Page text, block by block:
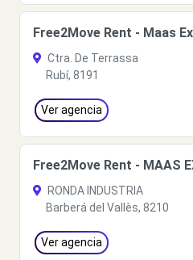
Free2Move Rent - Maas
Ctra. De Terrassa
Rubí, 8191
Ver agencia
Free2Move Rent - MAAS
RONDA INDUSTRIA
Barberá del Vallès, 8210
Ver agencia